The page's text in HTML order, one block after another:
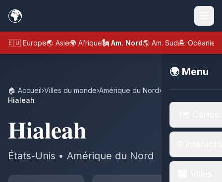
🌍
🇪🇺 Europe🌏 Asie🌍 Afrique🗽 Am. Nord🌎 Am. Sud🏝️ Océanie
🌍 Menu
🏠 Accueil›Villes du monde›Amérique du Nord› États-Unis›
Hialeah
Hialeah
États-Unis • Amérique du Nord